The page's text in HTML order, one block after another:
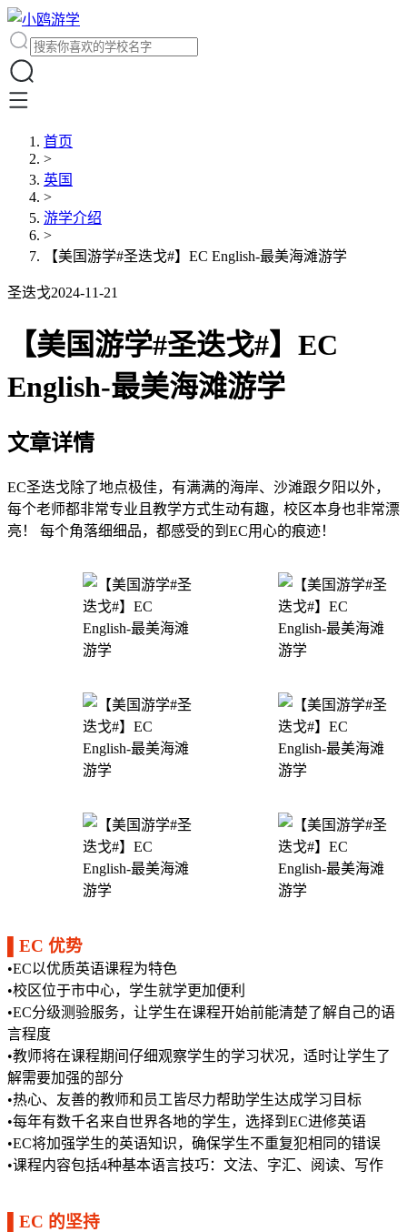
首页
>
英国
>
游学介绍
>
【美国游学#圣迭戈#】EC English-最美海滩游学
圣迭戈2024-11-21
【美国游学#圣迭戈#】EC
English-最美海滩游学
文章详情
EC圣迭戈除了地点极佳，有满满的海岸、沙滩跟夕阳以外，
每个老师都非常专业且教学方式生动有趣，校区本身也非常漂
亮！ 每个角落细细品，都感受的到EC用心的痕迹！
EC 优势
•EC以优质英语课程为特色
•校区位于市中心，学生就学更加便利
•EC分级测验服务，让学生在课程开始前能清楚了解自己的语
言程度
•教师将在课程期间仔细观察学生的学习状况，适时让学生了
解需要加强的部分
•热心、友善的教师和员工皆尽力帮助学生达成学习目标
•每年有数千名来自世界各地的学生，选择到EC进修英语
•EC将加强学生的英语知识，确保学生不重复犯相同的错误
•课程内容包括4种基本语言技巧：文法、字汇、阅读、写作
EC 的坚持